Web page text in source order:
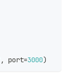
, port=3000)